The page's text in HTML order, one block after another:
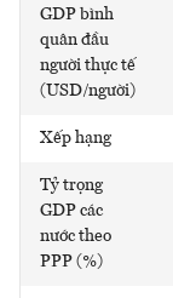
GDP bình
quân đầu
người thực tế
(USD/người)
Xếp hạng
Tỷ trọng
GDP các
nước theo
PPP (%)